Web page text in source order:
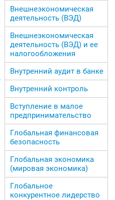
Внешнеэкономическая
деятельность (ВЭД)
Внешнеэкономическая
деятельность (ВЭД) и ее
налогообложения
Внутренний аудит в банке
Внутренний контроль
Вступление в малое
предпринимательство
Глобальная финансовая
безопасность
Глобальная экономика
(мировая экономика)
Глобальное
конкурентное лидерство